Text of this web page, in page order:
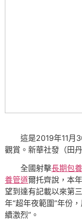
這是2019年11月
觀賞。新華社發（田丹
全國射擊長期包養
養管道爾托齊說，本
望到達有記載以來第
年“超年夜範圍”年份
續激烈”。